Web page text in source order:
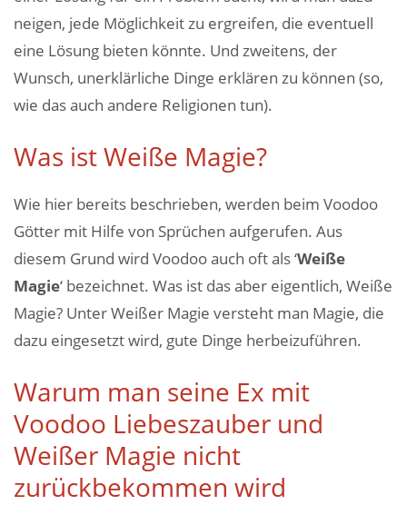
neigen, jede Möglichkeit zu ergreifen, die eventuell
eine Lösung bieten könnte. Und zweitens, der
Wunsch, unerklärliche Dinge erklären zu können (so,
wie das auch andere Religionen tun).
Was ist Weiße Magie?
Wie hier bereits beschrieben, werden beim Voodoo
Götter mit Hilfe von Sprüchen aufgerufen. Aus
diesem Grund wird Voodoo auch oft als ‘Weiße
Magie‘ bezeichnet. Was ist das aber eigentlich, Weiße
Magie? Unter Weißer Magie versteht man Magie, die
dazu eingesetzt wird, gute Dinge herbeizuführen.
Warum man seine Ex mit
Voodoo Liebeszauber und
Weißer Magie nicht
zurückbekommen wird